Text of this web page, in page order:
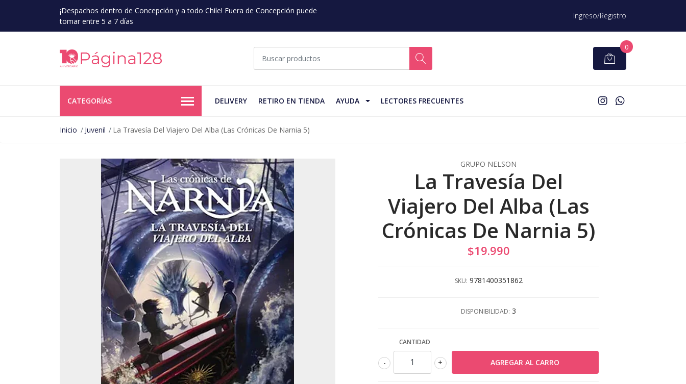
¡Despachos dentro de Concepción y a todo Chile! Fuera de Concepción puede
tomar entre 5 a 7 días
Ingreso/Registro
0
CATEGORÍAS DELIVERY RETIRO EN TIENDA AYUDA LECTORES FRECUENTES
Inicio Juvenil La Travesía Del Viajero Del Alba (Las Crónicas De Narnia 5)
GRUPO NELSON
La Travesía Del
Viajero Del Alba (Las
Crónicas De Narnia 5)
$19.990
SKU: 9781400351862
DISPONIBILIDAD: 3
CANTIDAD
+
-